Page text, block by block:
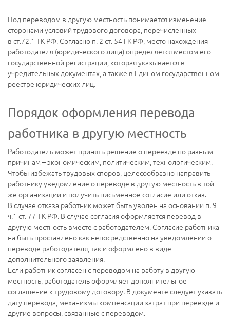
Под переводом в другую местность понимается изменение
сторонами условий трудового договора, перечисленных
в ст.72.1 ТК РФ. Согласно п. 2 ст. 54 ГК РФ, место нахождения
работодателя (юридического лица) определяется местом его
государственной регистрации, которая указывается в
учредительных документах, а также в Едином государственном
реестре юридических лиц.
Порядок оформления перевода
работника в другую местность
Работодатель может принять решение о переезде по разным
причинам – экономическим, политическим, технологическим.
Чтобы избежать трудовых споров, целесообразно направить
работнику уведомление о переводе в другую местность в той
же организации и получить письменное согласие или отказ.
В случае отказа работник может быть уволен на основании п. 9
ч.1 ст. 77 ТК РФ. В случае согласия оформляется перевод в
другую местность вместе с работодателем. Согласие работника
на быть проставлено как непосредственно на уведомлении о
переводе работодателя, так и оформлено в виде
дополнительного заявления.
Если работник согласен с переводом на работу в другую
местность, работодатель оформляет дополнительное
соглашение к трудовому договору. В документе следует указать
дату перевода, механизмы компенсации затрат при переезде и
другие вопросы, связанные с переводом.